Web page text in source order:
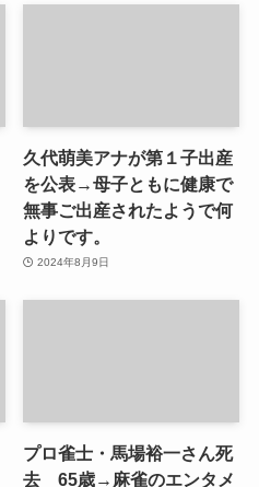
久代萌美アナが第１子出産
を公表→母子ともに健康で
無事ご出産されたようで何
よりです。
2024年8月9日
プロ雀士・馬場裕一さん死
去 65歳→麻雀のエンタメ